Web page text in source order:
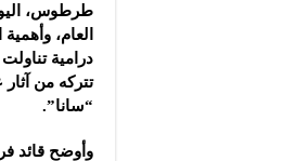
‏طرطوس،
العام،
درامية
“سانا”.
وأوضح قائد